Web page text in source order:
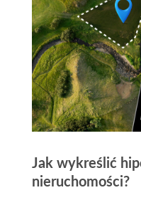
wiele korzyści,
jak i rekreacyjnym.
Jak wykreślić
nieruchomości?